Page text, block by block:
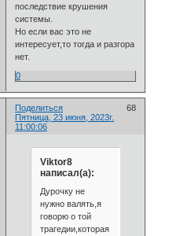
последствие крушения
системы.
Но если вас это не
интересует,то тогда и разгора
нет.
0
Поделиться
68
Пятница, 23 июня, 2023г.
11:00:06
Viktor8
написал(а):
Дурочку не
нужно валять,я
говорю о той
трагедии,которая